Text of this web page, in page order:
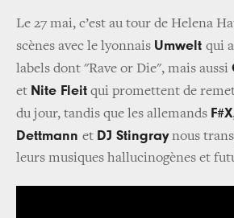
Le 27 mai, c’est au tour de Helena
scènes avec le lyonnais Umwelt qui
labels dont "Rave or Die", mais aussi
et Nite Fleit qui promettent de
du jour, tandis que les allemands F#X
Dettmann et DJ Stingraynous
leurs musiques hallucinogènes et